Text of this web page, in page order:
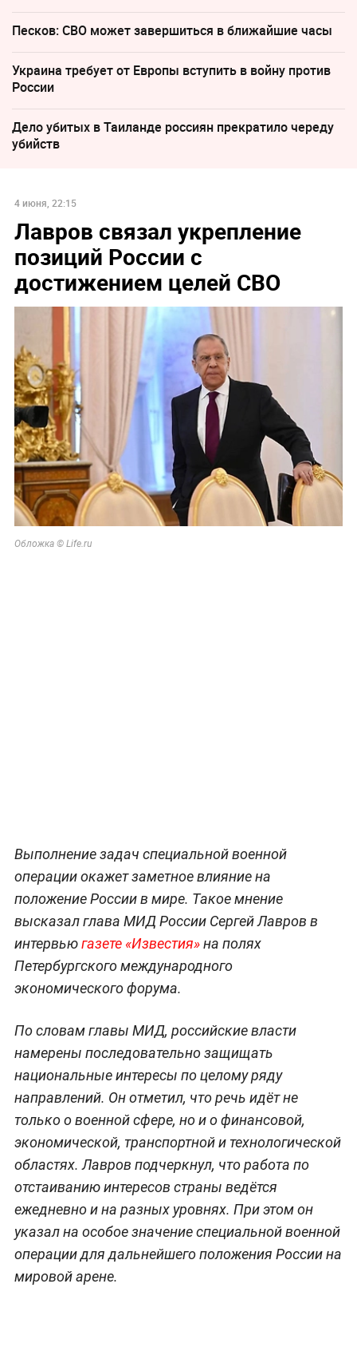
Песков: СВО может завершиться в ближайшие часы
Украина требует от Европы вступить в войну против
России
Дело убитых в Таиланде россиян прекратило череду
убийств
4 июня, 22:15
Лавров связал укрепление
позиций России с
достижением целей СВО
Обложка © Life.ru
Выполнение задач специальной военной
операции окажет заметное влияние на
положение России в мире. Такое мнение
высказал глава МИД России Сергей Лавров в
интервьюгазете «Известия»на полях
Петербургского международного
экономического форума.
По словам главы МИД, российские власти
намерены последовательно защищать
национальные интересы по целому ряду
направлений. Он отметил, что речь идёт не
только о военной сфере, но и о финансовой,
экономической, транспортной и технологической
областях. Лавров подчеркнул, что работа по
отстаиванию интересов страны ведётся
ежедневно и на разных уровнях. При этом он
указал на особое значение специальной военной
операции для дальнейшего положения России на
мировой арене.